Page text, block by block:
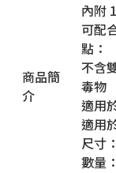
商品簡
介
內附
可配
點：
不含
毒物
適用
適用
尺寸
數量